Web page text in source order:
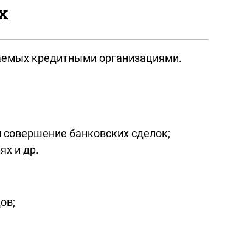
кредитными организациями.
банковских сделок;
и др.